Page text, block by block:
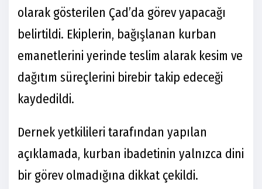
olarak gösterilen Çad’da görev yapacağı
belirtildi. Ekiplerin, bağışlanan kurban
emanetlerini yerinde teslim alarak kesim ve
dağıtım süreçlerini birebir takip edeceği
kaydedildi.
Dernek yetkilileri tarafından yapılan
açıklamada, kurban ibadetinin yalnızca dini
bir görev olmadığına dikkat çekildi.